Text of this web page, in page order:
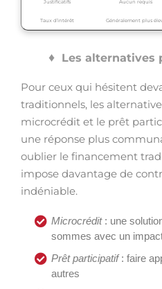
Justificatifs Aucun requis
Taux d’intérêt Généralement plus
Les alternatives
Pour ceux qui hésitent
traditionnels, les
microcrédit et le prêt
une réponse plus
oublier le financement
impose davantage de
indéniable.
Microcrédit: une
sommes avec un
Prêt participatif: faire
autres